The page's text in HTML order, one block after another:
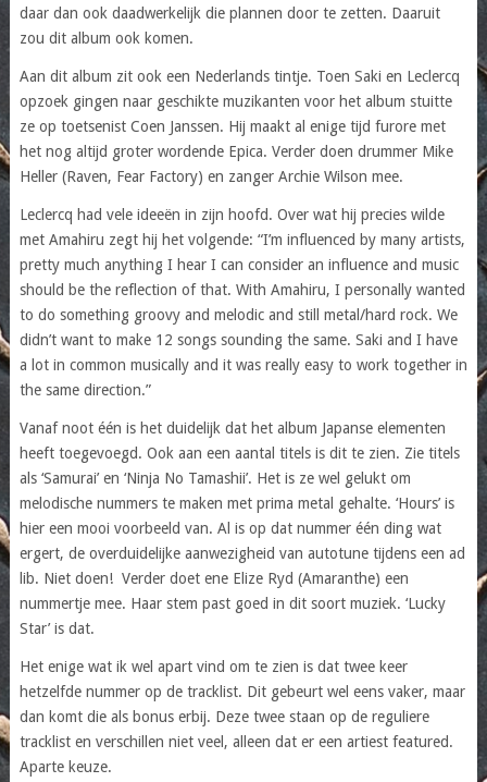
daar dan ook daadwerkelijk die plannen door te zetten. Daaruit
zou dit album ook komen.
Aan dit album zit ook een Nederlands tintje. Toen Saki en Leclercq
opzoek gingen naar geschikte muzikanten voor het album stuitte
ze op toetsenist Coen Janssen. Hij maakt al enige tijd furore met
het nog altijd groter wordende Epica. Verder doen drummer Mike
Heller (Raven, Fear Factory) en zanger Archie Wilson mee.
Leclercq had vele ideeën in zijn hoofd. Over wat hij precies wilde
met Amahiru zegt hij het volgende: “I’m influenced by many artists,
pretty much anything I hear I can consider an influence and music
should be the reflection of that. With Amahiru, I personally wanted
to do something groovy and melodic and still metal/hard rock. We
didn’t want to make 12 songs sounding the same. Saki and I have
a lot in common musically and it was really easy to work together in
the same direction.”
Vanaf noot één is het duidelijk dat het album Japanse elementen
heeft toegevoegd. Ook aan een aantal titels is dit te zien. Zie titels
als ‘Samurai’ en ‘Ninja No Tamashii’. Het is ze wel gelukt om
melodische nummers te maken met prima metal gehalte. ‘Hours’ is
hier een mooi voorbeeld van. Al is op dat nummer één ding wat
ergert, de overduidelijke aanwezigheid van autotune tijdens een ad
lib. Niet doen! Verder doet ene Elize Ryd (Amaranthe) een
nummertje mee. Haar stem past goed in dit soort muziek. ‘Lucky
Star’ is dat.
Het enige wat ik wel apart vind om te zien is dat twee keer
hetzelfde nummer op de tracklist. Dit gebeurt wel eens vaker, maar
dan komt die als bonus erbij. Deze twee staan op de reguliere
tracklist en verschillen niet veel, alleen dat er een artiest featured.
Aparte keuze.